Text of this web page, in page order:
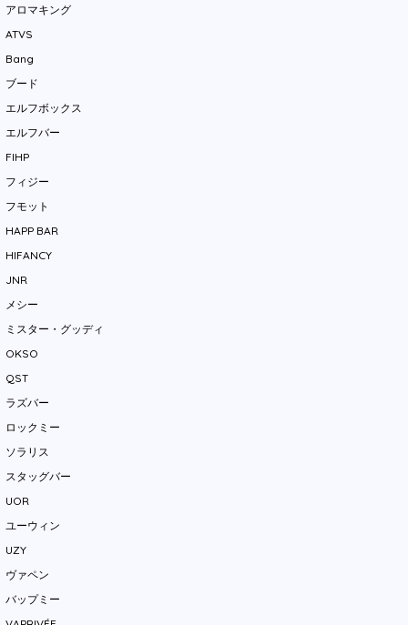
アロマキング
ATVS
Bang
ブード
エルフボックス
エルフバー
FIHP
フィジー
フモット
HAPP BAR
HIFANCY
JNR
メシー
ミスター・グッディ
OKSO
QST
ラズバー
ロックミー
ソラリス
スタッグバー
UOR
ユーウィン
UZY
ヴァペン
バップミー